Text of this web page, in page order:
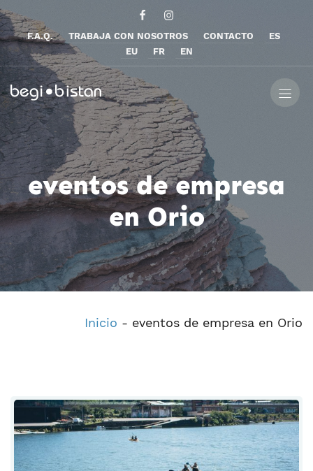
F.A.Q. TRABAJA CON NOSOTROS CONTACTO
ES
EU
FR EN
eventos de empresa
en Orio
Inicio - eventos de empresa en Orio